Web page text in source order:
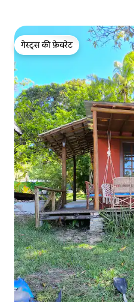
गेस्ट्स की फ़ेवरेट
गेस्ट्स की फ़ेवरेट